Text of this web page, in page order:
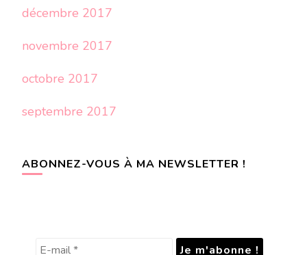
décembre 2017
novembre 2017
octobre 2017
septembre 2017
ABONNEZ-VOUS À MA NEWSLETTER !